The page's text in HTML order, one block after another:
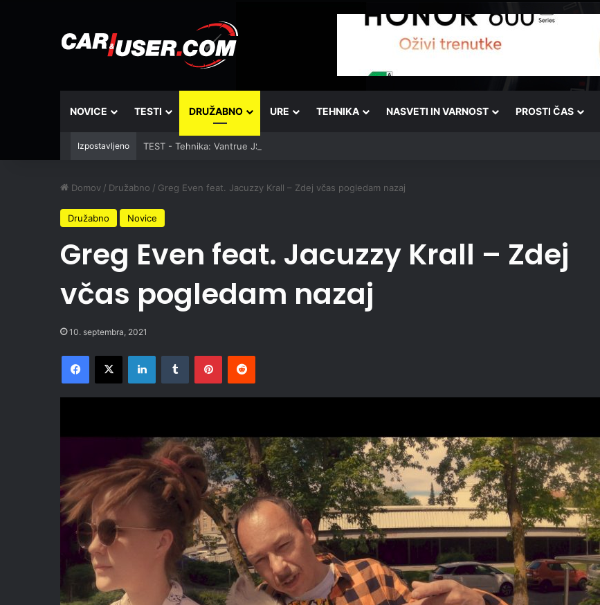
NOVICE TESTI DRUŽABNO URE TEHNIKA NASVETI IN VARNOST PROSTI ČAS
Izpostavljeno TEST - Tehnika: Vantrue JS3
Domov / Družabno / Greg Even feat. Jacuzzy Krall – Zdej včas pogledam nazaj
Družabno Novice
Greg Even feat. Jacuzzy Krall – Zdej
včas pogledam nazaj
10. septembra, 2021
Facebook
X LinkedInTumblr PinterestReddit